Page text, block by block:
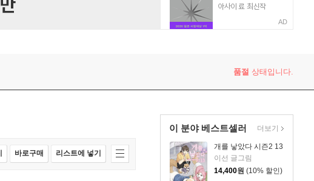
AD
품절 상태입니다.
이 분야 베스트셀러
개를 낳았다 시즌2 13
이선 글그림
14,400원 (10% 할인)
더보기
바로구매 리스트에 넣기